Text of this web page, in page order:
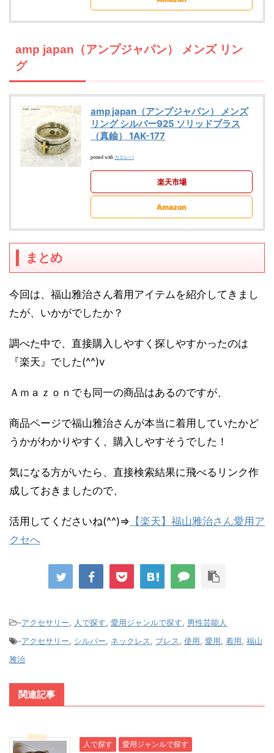
amp japan（アンプジャパン） メンズ リン
グ
amp japan（アンプジャパン） メンズ
リング シルバー925 ソリッドブラス
（真鍮） 1AK-177
posted with カエレバ
楽天市場
Amazon
まとめ
今回は、福山雅治さん着用アイテムを紹介してきまし
たが、いかがでしたか？
調べた中で、直接購入しやすく探しやすかったのは
『楽天』でした(^^)v
Ａｍａｚｏｎでも同一の商品はあるのですが、
商品ページで福山雅治さんが本当に着用していたかど
うかがわかりやすく、購入しやすそうでした！
気になる方がいたら、直接検索結果に飛べるリンク作
成しておきましたので、
活用してくださいね(^^)⇒ 【楽天】福山雅治さん愛用ア
クセへ
-アクセサリー, 人で探す, 愛用ジャンルで探す, 男性芸能人
-アクセサリー, シルバー, ネックレス, ブレス, 使用, 愛用, 着用, 福山
雅治
関連記事
人で探す 愛用ジャンルで探す